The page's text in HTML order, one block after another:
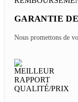
GARANTIE
Nous promettons de